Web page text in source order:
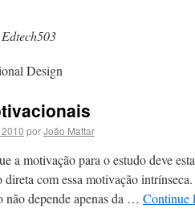
Edtech503
Design
porJoão Mattar
a motivação para o estudo deve
com essa motivação
não depende apenas da … Continue